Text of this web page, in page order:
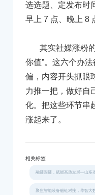
选选题、定发布时
早上 7 点、晚上 8
其实社媒涨粉
你值”。这六个办
偏，内容开头抓眼
力推一把，做好自
化。把这些环节串
涨起来了。
相关标签
融链固链，赋能高质发展—山东
聚焦智能装备融链对接，华智大